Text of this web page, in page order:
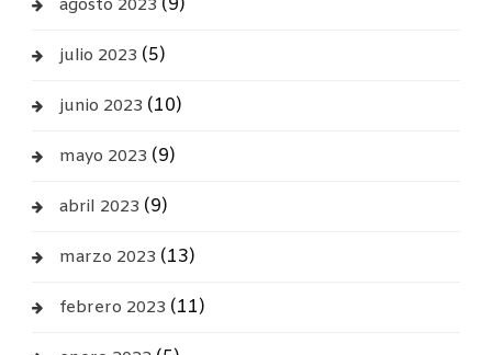
agosto 2023 (9)
julio 2023 (5)
junio 2023 (10)
mayo 2023 (9)
abril 2023 (9)
marzo 2023 (13)
febrero 2023 (11)